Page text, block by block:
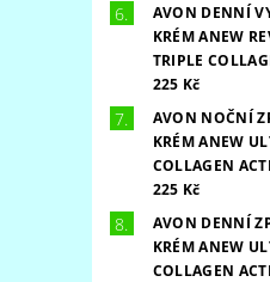
AVON DENNÍ
KRÉM ANEW
TRIPLE
225 Kč
AVON NOČNÍ
KRÉM ANEW
COLLAGEN
225 Kč
AVON DENNÍ
KRÉM ANEW
COLLAGEN